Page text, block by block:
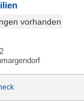
vorhanden